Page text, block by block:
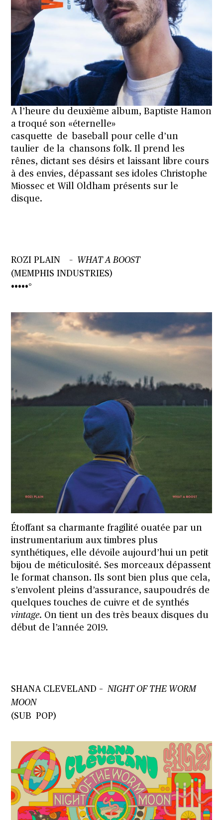
A l’heure du deuxième album, Baptiste Hamon
a troqué son «éternelle»
casquette de baseball pour celle d’un
taulier de la chansons folk. Il prend les
rênes, dictant ses désirs et laissant libre cours
à des envies, dépassant ses idoles Christophe
Miossec et Will Oldham présents sur le
disque.
ROZI PLAIN – WHAT A BOOST
(MEMPHIS INDUSTRIES)
•••••°
Étoffant sa charmante fragilité ouatée par un
instrumentarium aux timbres plus
synthétiques, elle dévoile aujourd’hui un petit
bijou de méticulosité. Ses morceaux dépassent
le format chanson. Ils sont bien plus que cela,
s’envolent pleins d’assurance, saupoudrés de
quelques touches de cuivre et de synthés
vintage. On tient un des très beaux disques du
début de l’année 2019.
SHANA CLEVELAND –NIGHT OF THE WORM
MOON
(SUB POP)